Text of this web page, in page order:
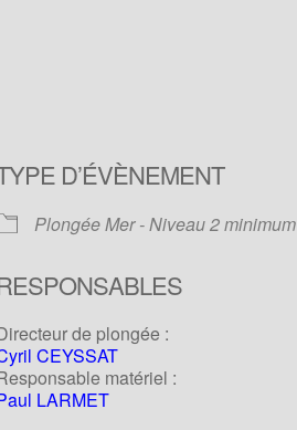
Google
D’ÉVÈNEMENT
Plongée Mer - Niveau 2 minimum
de plongée :
CEYSSAT
matériel :
LARMET